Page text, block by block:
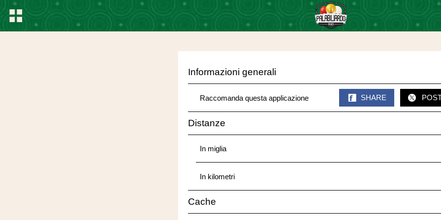
Informazioni generali
Raccomanda questa applicazione SHARE
Distanze
In miglia
In kilometri
Cache